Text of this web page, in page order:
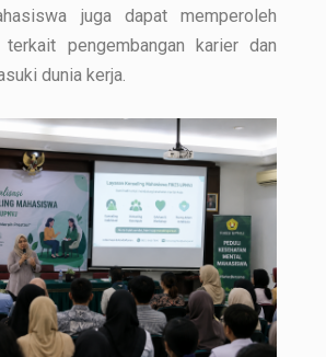
juga dapat memperoleh
terkait pengembangan karier dan
dunia kerja.